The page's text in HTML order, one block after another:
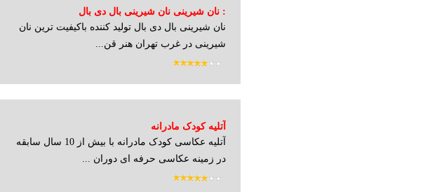
: نان شیرینی نان شیرینی بال دی بال
نان شیرینی بال دی بال تولید کننده باکیفیت ترین نان
شیرینی در غرب تهران هنر قن...
آتلیه کودک مادرانه
آتلیه عکاسی کودک مادرانه با بیش از 10 سال سابقه
در زمینه عکاسی حرفه ای دوران ...